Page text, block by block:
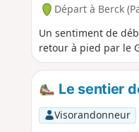
Départ à Berck
Un sentiment de
retour à pied par le
Le sentier
Visorandonneur